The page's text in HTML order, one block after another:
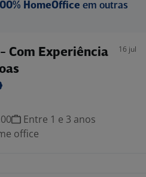
HomeOffice em outras
Com Experiência
16 jul
Entre 1 e 3 anos
office